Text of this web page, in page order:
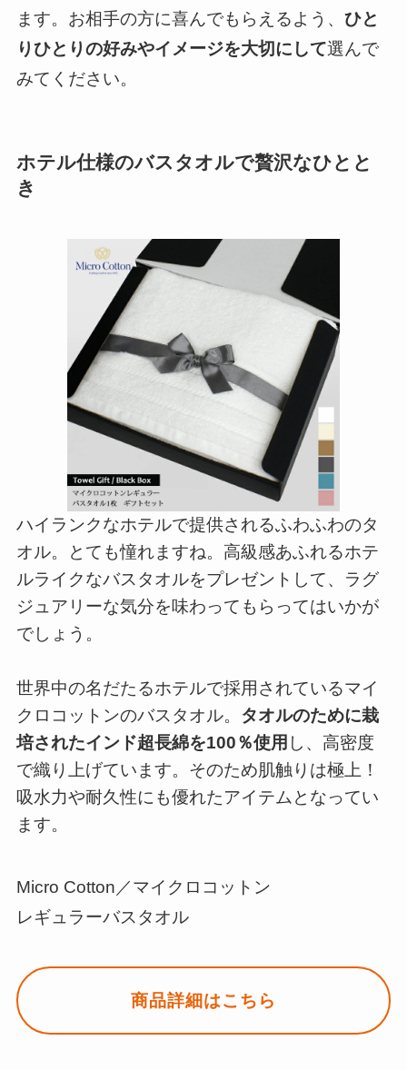
ます。お相手の方に喜んでもらえるよう、 ひと
りひとりの好みやイメージを大切にして選んで
みてください。
ホテル仕様のバスタオルで贅沢なひとと
き
ハイランクなホテルで提供されるふわふわのタ
オル。とても憧れますね。高級感あふれるホテ
ルライクなバスタオルをプレゼントして、ラグ
ジュアリーな気分を味わってもらってはいかが
でしょう。
世界中の名だたるホテルで採用されているマイ
クロコットンのバスタオル。 タオルのために栽
培されたインド超長綿を100％使用 し、高密度
で織り上げています。そのため肌触りは極上！
吸水力や耐久性にも優れたアイテムとなってい
ます。
Micro Cotton／マイクロコットン
レギュラーバスタオル
商品詳細はこちら